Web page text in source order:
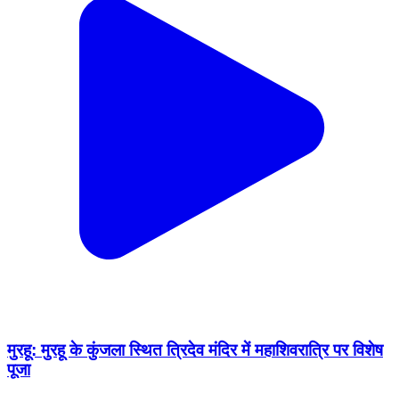
मुरहू: मुरहू के कुंजला स्थित त्रिदेव मंदिर में महाशिवरात्रि पर विशेष
पूजा